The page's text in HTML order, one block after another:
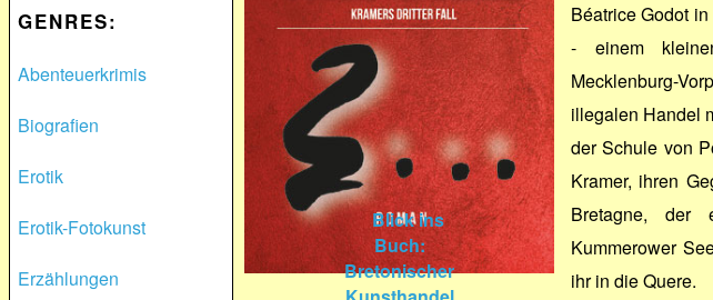
GENRES:
Abenteuerkrimis
Biografien
Erotik
Erotik-Fotokunst
Erzählungen
Béatrice Godot
- einem
Mecklenburg-
illegalen Handel
der Schule von
Kramer, ihren
Bretagne,
Kummerower
ihr in die Quere.